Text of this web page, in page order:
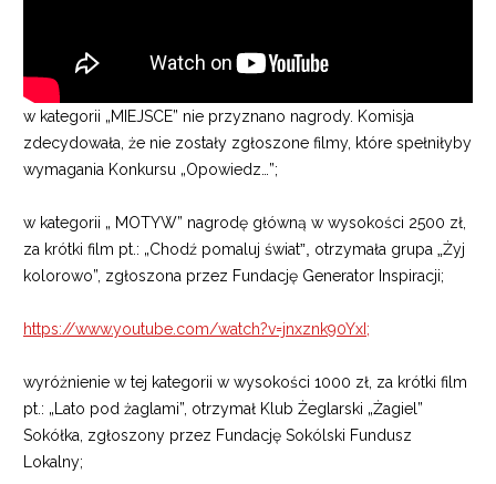
w kategorii „MIEJSCE” nie przyznano nagrody. Komisja
zdecydowała, że nie zostały zgłoszone filmy, które spełniłyby
wymagania Konkursu „Opowiedz…”;
w kategorii „ MOTYW” nagrodę główną w wysokości 2500 zł,
za krótki film pt.: „Chodź pomaluj świat”, otrzymała grupa
Żyj
kolorowo”, zgłoszona przez Fundację Generator Inspiracji;
https://www.youtube.com/watch?v=jnxznk90YxI;
wyróżnienie w tej kategorii w wysokości 1000 zł, za krótki film
pt.: „Lato pod żaglami”, otrzymał Klub Żeglarski „Żagiel”
Sokółka, zgłoszony przez Fundację Sokólski Fundusz
Lokalny;